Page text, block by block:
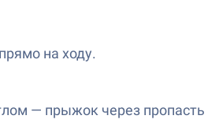
на ходу.
— прыжок через пропасть